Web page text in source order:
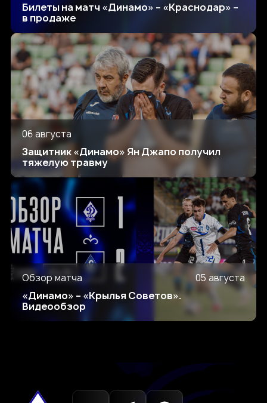
Билеты на матч «Динамо» – «Краснодар» –
в продаже
06 августа
Защитник «Динамо» Ян Джапо получил
тяжелую травму
Обзор матча 05 августа
«Динамо» – «Крылья Советов».
Видеообзор